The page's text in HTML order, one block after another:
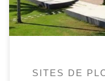
SITES DE